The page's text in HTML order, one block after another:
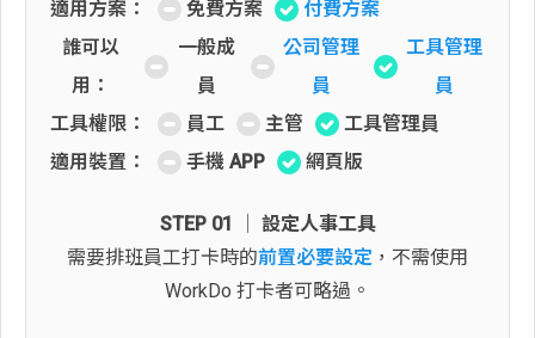
適用方案：
免費方案
付費方案
誰可以
用：
一般成
員
公司管理
員
工具管理
員
工具權限：
員工 主管
工具管理員
適用裝置：
手機 APP 網頁版
STEP 01 │ 設定人事工具
需要排班員工打卡時的前置必要設定 ，不需使用
WorkDo 打卡者可略過。